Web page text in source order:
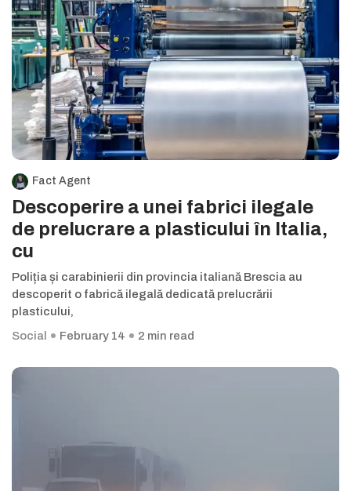
Fact Agent
Descoperire a unei fabrici ilegale
de prelucrare a plasticului în Italia,
cu
Poliția și carabinierii din provincia italiană Brescia au
descoperit o fabrică ilegală dedicată prelucrării
plasticului,
Social
February 14 2 min read